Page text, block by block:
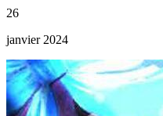
26
janvier 2024